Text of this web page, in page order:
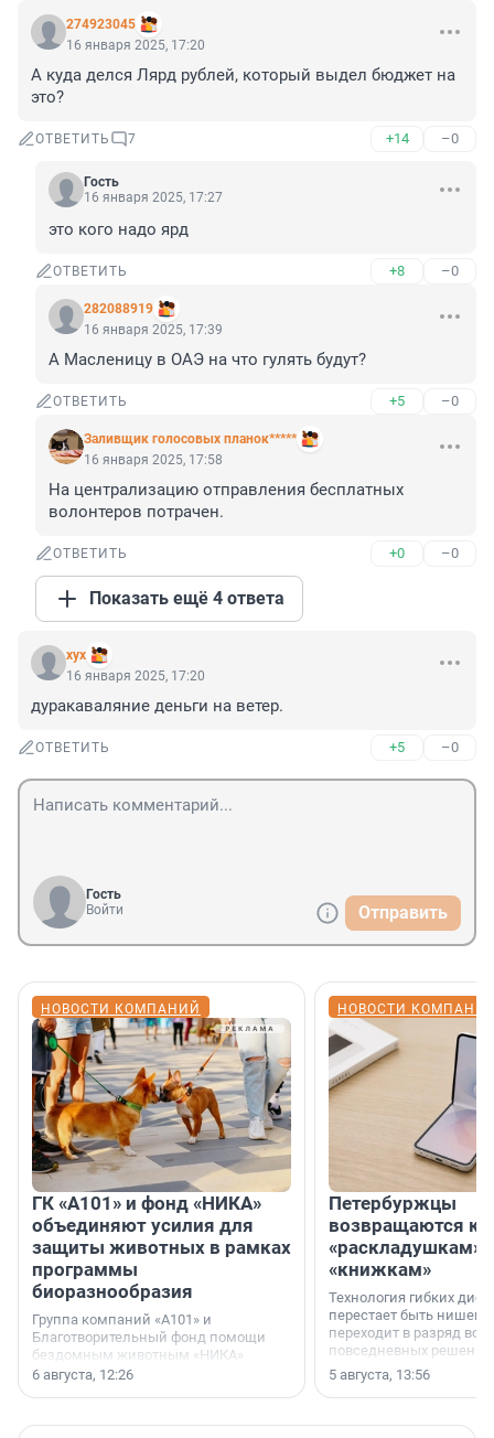
274923045
16 января 2025, 17:20
А куда делся Лярд рублей, который выдел бюджет на
это?
ОТВЕТИТЬ 7 +14 –0
Гость
16 января 2025, 17:27
это кого надо ярд
ОТВЕТИТЬ +8 –0
282088919
16 января 2025, 17:39
А Масленицу в ОАЭ на что гулять будут?
ОТВЕТИТЬ +5 –0
Заливщик голосовых планок*****
16 января 2025, 17:58
На централизацию отправления бесплатных
волонтеров потрачен.
ОТВЕТИТЬ +0 –0
Показать ещё 4 ответа
хух
16 января 2025, 17:20
дуракаваляние деньги на ветер.
ОТВЕТИТЬ +5 –0
Гость
Войти
Отправить
НОВОСТИ КОМПАНИЙ
ГК «А101» и фонд «НИКА»
объединяют усилия для
защиты животных в рамках
программы
биоразнообразия
Группа компаний «А101» и
Благотворительный фонд помощи
бездомным животным «НИКА»
заключили соглашение о
6 августа, 12:26
НОВОСТИ
Петербуржцы
возвращаются к
«раскладушкам»
«книжкам»
Технология гибких
перестает быть
переходит в разряд
повседневных
5 августа, 13:56